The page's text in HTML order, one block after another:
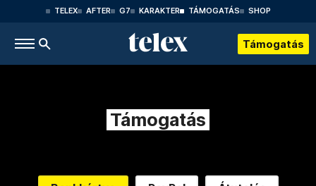
TELEX AFTER G7 KARAKTER TÁMOGATÁS SHOP
Támogatás
Támogatás